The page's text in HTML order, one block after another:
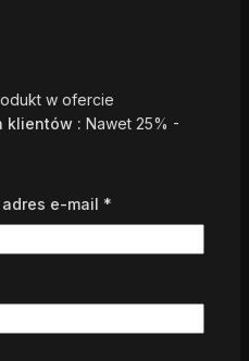
w ofercie
klientów : Nawet 25% -
e-mail *